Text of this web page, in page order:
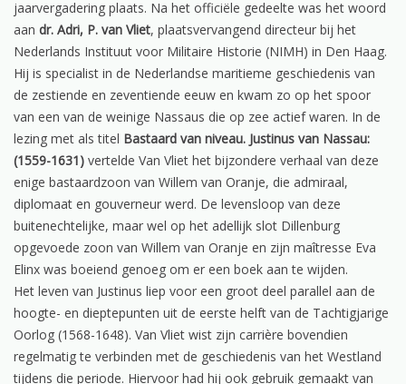
jaarvergadering plaats. Na het officiële gedeelte was het woord
aan dr. Adri, P. van Vliet, plaatsvervangend directeur bij het
Nederlands Instituut voor Militaire Historie (NIMH) in Den Haag.
Hij is specialist in de Nederlandse maritieme geschiedenis van
de zestiende en zeventiende eeuw en kwam zo op het spoor
van een van de weinige Nassaus die op zee actief waren. In de
lezing met als titel Bastaard van niveau. Justinus van Nassau:
(1559-1631) vertelde Van Vliet het bijzondere verhaal van deze
enige bastaardzoon van Willem van Oranje, die admiraal,
diplomaat en gouverneur werd. De levensloop van deze
buitenechtelijke, maar wel op het adellijk slot Dillenburg
opgevoede zoon van Willem van Oranje en zijn maîtresse Eva
Elinx was boeiend genoeg om er een boek aan te wijden.
Het leven van Justinus liep voor een groot deel parallel aan de
hoogte- en dieptepunten uit de eerste helft van de Tachtigjarige
Oorlog (1568-1648). Van Vliet wist zijn carrière bovendien
regelmatig te verbinden met de geschiedenis van het Westland
tijdens die periode. Hiervoor had hij ook gebruik gemaakt van